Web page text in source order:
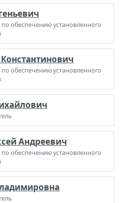
обеспечению установленного
обеспечению установленного
Андреевич
обеспечению установленного